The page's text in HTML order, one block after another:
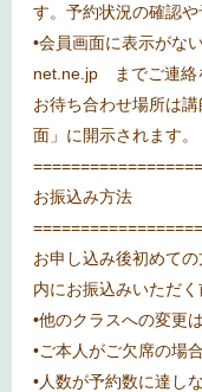
す。予約状況の確認
•会員画面に表示がな
net.ne.jp までご連絡
お待ち合わせ場所は
面」に開示されます。
お振込み方法
お申し込み後初めて
内にお振込みいただく
•他のクラスへの変更
•ご本人がご欠席の場
•人数が予約数に達し